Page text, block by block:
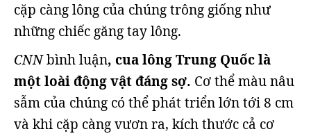
cặp càng lông của chúng trông giống như
những chiếc găng tay lông.
CNNbình luận, cua lông Trung Quốc là
một loài động vật đáng sợ. Cơ thể màu nâu
sẫm của chúng có thể phát triển lớn tới 8 cm
và khi cặp càng vươn ra, kích thước cả cơ